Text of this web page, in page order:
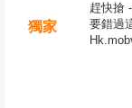
獨家
趕快搶
要錯過